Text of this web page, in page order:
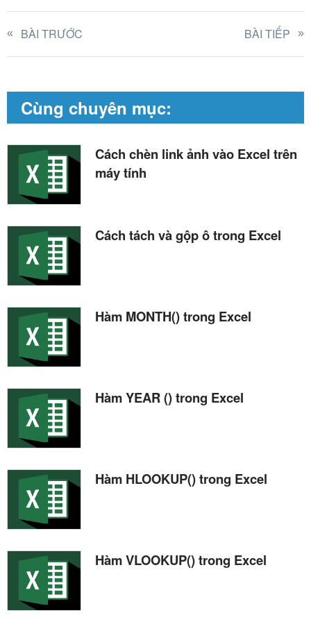
BÀI TRƯỚC BÀI TIẾP
Cùng chuyên mục:
Cách chèn link ảnh vào Excel trên
máy tính
Cách tách và gộp ô trong Excel
Hàm MONTH() trong Excel
Hàm YEAR () trong Excel
Hàm HLOOKUP() trong Excel
Hàm VLOOKUP() trong Excel